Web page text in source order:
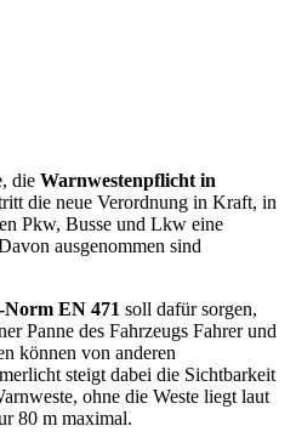
die Warnwestenpflicht in
die neue Verordnung in Kraft, in
Pkw, Busse und Lkw eine
ausgenommen sind
EN 471 soll dafür sorgen,
Panne des Fahrzeugs Fahrer und
können von anderen
steigt dabei die Sichtbarkeit
ohne die Weste liegt laut
80 m maximal.